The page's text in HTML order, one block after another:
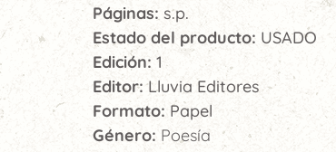
Páginas: s.p.
Estado del producto: USADO
Edición: 1
Editor:Lluvia Editores
Formato: Papel
Género: Poesía